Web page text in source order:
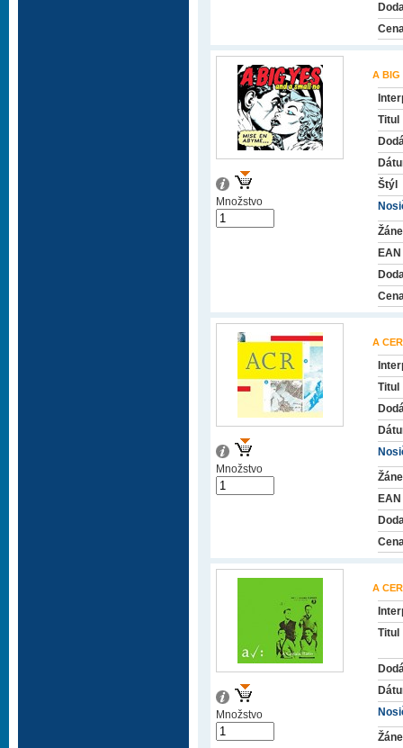
A BIG
Titul
Štýl
EAN
Množstvo
A
Titul
EAN
Množstvo
A
Titul
Množstvo